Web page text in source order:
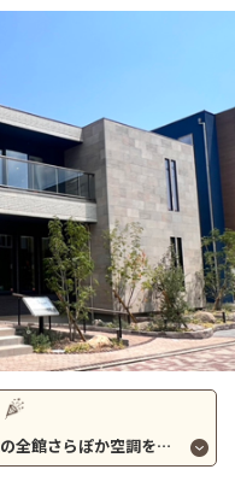
真夏の特別案内キャンペーン 「大人気の全館さらぽか空調を特別価格にて」